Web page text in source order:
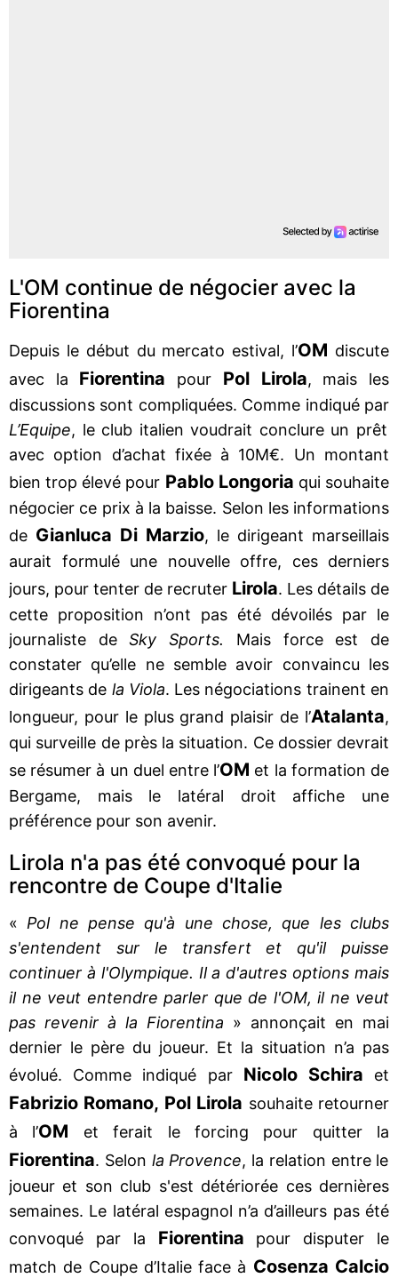
L'OM continue de négocier avec la
Fiorentina
Depuis le début du mercato estival, l’OM discute
avec la
Fiorentina pour Pol Lirola, mais les
discussions sont compliquées. Comme indiqué par
L’Equipe, le club italien voudrait conclure un prêt
avec option d’achat fixée à 10M€. Un montant
bien trop élevé pour Pablo Longoria qui souhaite
négocier ce prix à la baisse. Selon les informations
de Gianluca Di Marzio, le dirigeant marseillais
aurait formulé une nouvelle offre, ces derniers
jours, pour tenter de recruter Lirola. Les détails de
cette proposition n’ont pas été dévoilés par le
journaliste deSky Sports.
Mais force est de
constater qu’elle ne semble avoir convaincu les
dirigeants de la Viola. Les négociations trainent en
longueur, pour le plus grand plaisir de l’Atalanta,
qui surveille de près la situation. Ce dossier devrait
se résumer à un duel entre l’OM et la formation de
Bergame, mais le latéral droit affiche une
préférence pour son avenir.
Lirola n'a pas été convoqué pour la
rencontre de Coupe d'Italie
« Pol ne pense qu'à une chose, que les clubs
s'entendent sur le transfert et qu'il puisse
continuer à l'Olympique. Il a d'autres options mais
il ne veut entendre parler que de l'OM, il ne veut
pas revenir à la Fiorentina » annonçait en mai
dernier le père du joueur. Et la situation n’a pas
évolué. Comme indiqué par Nicolo Schira et
Fabrizio Romano, Pol Lirola souhaite retourner
à l’OM et ferait le forcing pour quitter la
Fiorentina. Selon la Provence, la relation entre le
joueur et son club s'est détériorée ces dernières
semaines. Le latéral espagnol n’a d’ailleurs pas été
convoqué par la Fiorentina pour disputer le
match de Coupe d’Italie face à Cosenza Calcio